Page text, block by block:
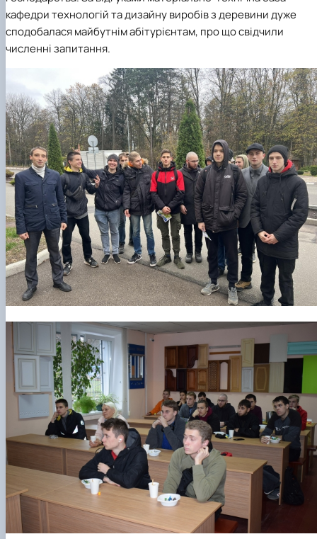
кафедри технологій та дизайну виробів з деревини дуже
сподобалася майбутнім абітурієнтам, про що свідчили
численні запитання.